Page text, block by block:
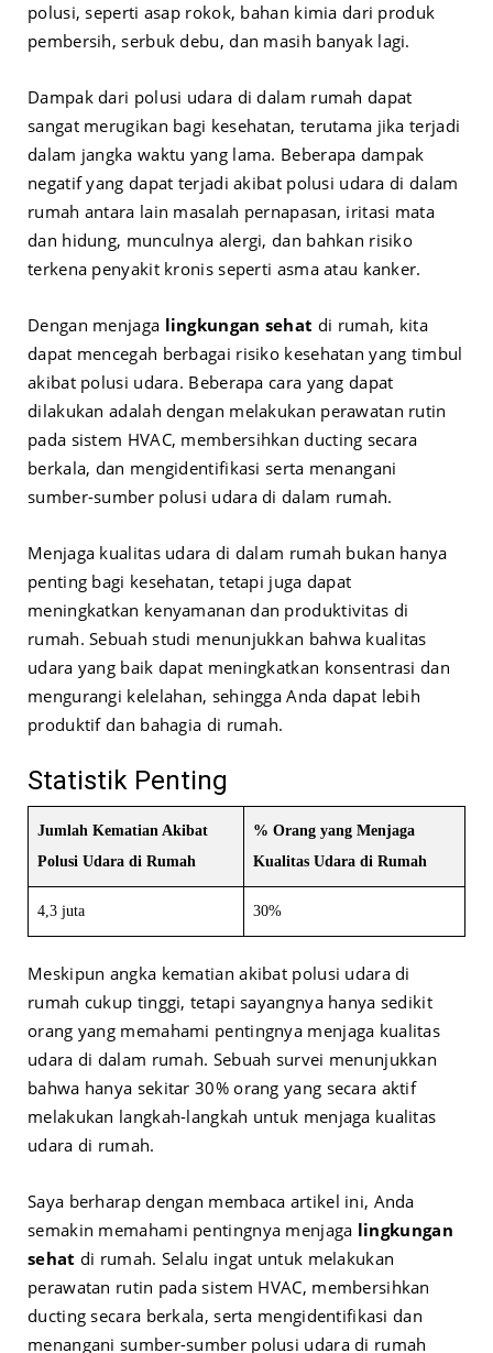
polusi, seperti asap rokok, bahan kimia dari produk
pembersih, serbuk debu, dan masih banyak lagi.
Dampak dari polusi udara di dalam rumah dapat
sangat merugikan bagi kesehatan, terutama jika terjadi
dalam jangka waktu yang lama. Beberapa dampak
negatif yang dapat terjadi akibat polusi udara di dalam
rumah antara lain masalah pernapasan, iritasi mata
dan hidung, munculnya alergi, dan bahkan risiko
terkena penyakit kronis seperti asma atau kanker.
Dengan menjaga lingkungan sehat di rumah, kita
dapat mencegah berbagai risiko kesehatan yang timbul
akibat polusi udara. Beberapa cara yang dapat
dilakukan adalah dengan melakukan perawatan rutin
pada sistem HVAC, membersihkan ducting secara
berkala, dan mengidentifikasi serta menangani
sumber-sumber polusi udara di dalam rumah.
Menjaga kualitas udara di dalam rumah bukan hanya
penting bagi kesehatan, tetapi juga dapat
meningkatkan kenyamanan dan produktivitas di
rumah. Sebuah studi menunjukkan bahwa kualitas
udara yang baik dapat meningkatkan konsentrasi dan
mengurangi kelelahan, sehingga Anda dapat lebih
produktif dan bahagia di rumah.
Statistik Penting
Jumlah Kematian Akibat
Polusi Udara di Rumah
% Orang yang Menjaga
Kualitas Udara di Rumah
4,3 juta 30%
Meskipun angka kematian akibat polusi udara di
rumah cukup tinggi, tetapi sayangnya hanya sedikit
orang yang memahami pentingnya menjaga kualitas
udara di dalam rumah. Sebuah survei menunjukkan
bahwa hanya sekitar 30% orang yang secara aktif
melakukan langkah-langkah untuk menjaga kualitas
udara di rumah.
Saya berharap dengan membaca artikel ini, Anda
semakin memahami pentingnya menjaga lingkungan
sehat di rumah. Selalu ingat untuk melakukan
perawatan rutin pada sistem HVAC, membersihkan
ducting secara berkala, serta mengidentifikasi dan
menangani sumber-sumber polusi udara di rumah